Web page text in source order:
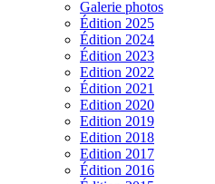
Galerie photos
Édition 2025
Édition 2024
Édition 2023
Edition 2022
Édition 2021
Edition 2020
Edition 2019
Edition 2018
Edition 2017
Édition 2016